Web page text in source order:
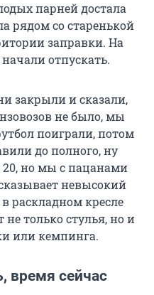
парней достала
рядом со старенькой
заправки. На
отпускать.
закрыли и сказали,
не было, мы
поиграли, потом
до полного, ну
но мы с пацанами
невысокий
раскладном кресле
не только стулья, но и
или кемпинга.
время сейчас